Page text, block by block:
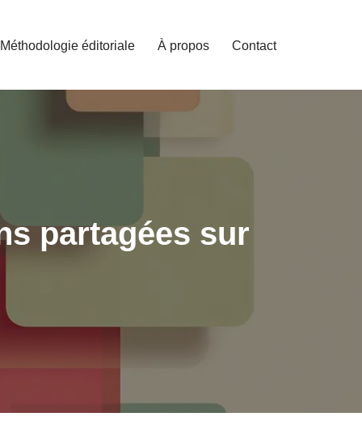
Méthodologie éditoriale À propos Contact
partagées sur